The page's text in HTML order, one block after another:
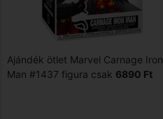
Ajándék ötlet Marvel Carnage Iron
Man #1437 figura csak 6890 Ft